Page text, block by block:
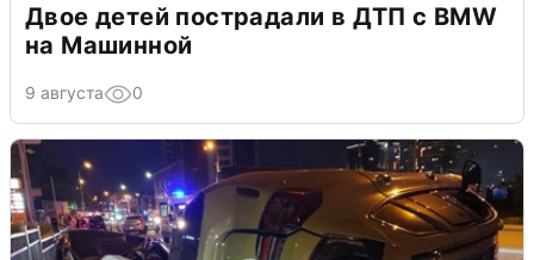
Двое детей пострадали в ДТП с BMW
на Машинной
9 августа 0